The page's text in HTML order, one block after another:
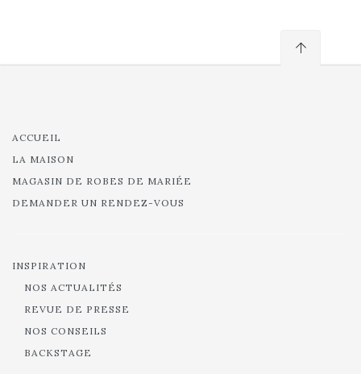
ACCUEIL
LA MAISON
MAGASIN DE ROBES DE MARIÉE
DEMANDER UN RENDEZ-VOUS
INSPIRATION
NOS ACTUALITÉS
REVUE DE PRESSE
NOS CONSEILS
BACKSTAGE